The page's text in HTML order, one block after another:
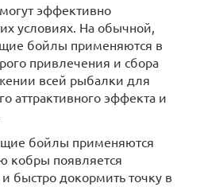
эффективно
условиях. На обычной,
бойлы применяются в
привлечения и сбора
всей рыбалки для
аттрактивного эффекта и
бойлы применяются
кобры появляется
быстро докормить точку в